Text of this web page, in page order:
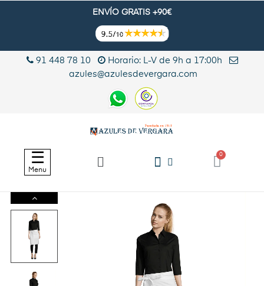
ENVÍO GRATIS +90€
91 448 78 10
Horario: L-V de 9h a 17:00h
azules@azulesdevergara.com
Navegación
de
palanca
☰
Menu